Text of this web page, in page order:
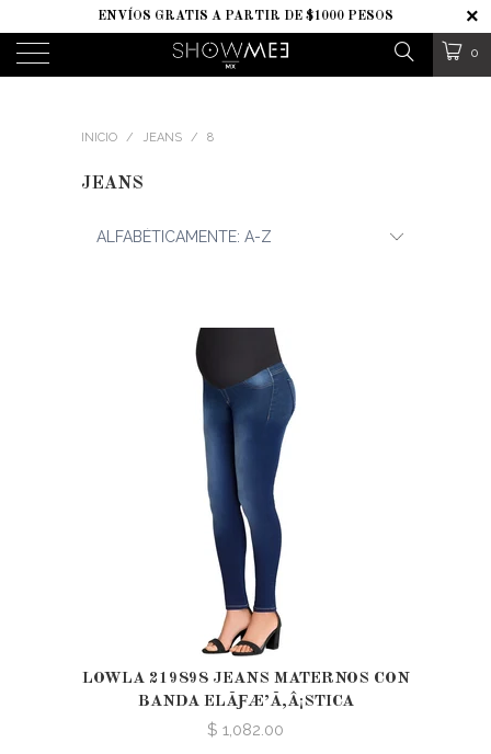
ENVÍOS GRATIS A PARTIR DE $1000 PESOS
0
INICIO / JEANS / 8
JEANS
LOWLA 219898 JEANS MATERNOS CON
BANDA ELÃƑÆ’Ã‚Â¡STICA
$ 1,082.00